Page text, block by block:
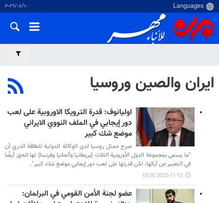
١٠‏/٠٨‏/٢٠٢٦
ايران والصين وروسيا
اوليانوف: قدرة الترويكا الاوروبية على لعب
دور إيجابي في الملف النووي الايراني
موضع شك كبير
صرح ممثل روسيا لدى الوكالة الدولية للطاقة الذري أن
"ما يسمى بمجموعة الدول الأوروبية الثلاث (بريطانيا وألمانيا وفرنسا) لها الحق أيضًا
في التعبير عن آرائها، لكن قدرتها على لعب دور إيجابي موضع شك كبير".
2025-11-12 10:00
عضو لجنة الأمن القومي في البرلمان: